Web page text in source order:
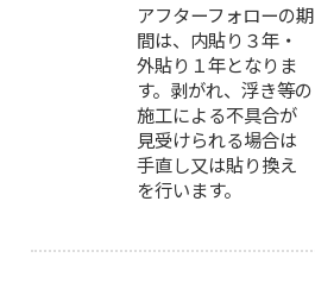
アフターフォローの期
間は、内貼り３年・
外貼り１年となりま
す。剥がれ、浮き等の
施工による不具合が
見受けられる場合は
手直し又は貼り換え
を行います。